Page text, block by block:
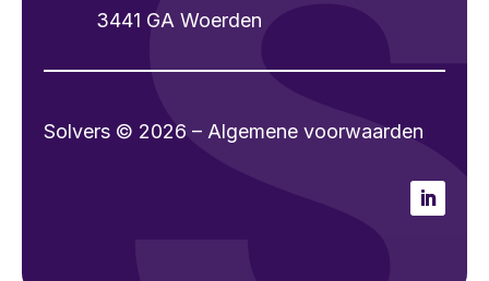
3441 GA Woerden
Solvers © 2026 – Algemene voorwaarden